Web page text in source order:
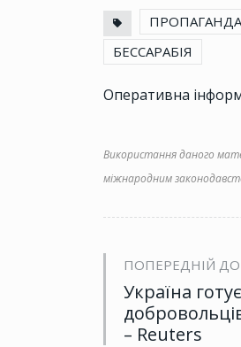
ПРОПАГАНДА
БЕССАРАБІЯ
Оперативна
Використання даного
міжнародним
ПОПЕРЕДНІЙ
Україна
– Reuters